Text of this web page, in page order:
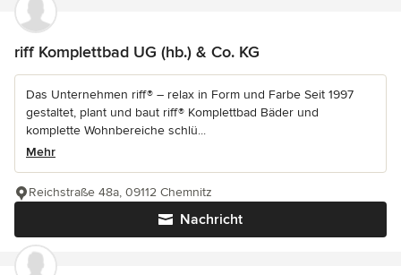
riff Komplettbad UG (hb.) & Co. KG
Das Unternehmen riff® – relax in Form und Farbe Seit 1997
gestaltet, plant und baut riff® Komplettbad Bäder und
komplette Wohnbereiche schlü...
Mehr
Nachricht
Reichstraße 48a, 09112 Chemnitz